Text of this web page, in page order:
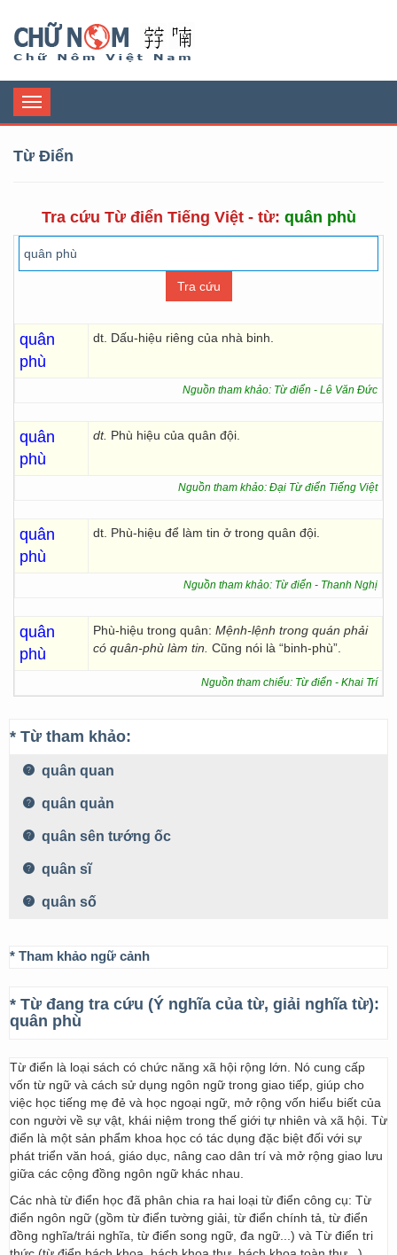
Toggle
navigation
Từ Điển
Tra cứu Từ điển Tiếng Việt - từ: quân phù
quân
phù
dt. Dấu-hiệu riêng của nhà binh.
Nguồn tham khảo: Từ điển - Lê Văn Đức
quân
phù
dt. Phù hiệu của quân đội.
Nguồn tham khảo: Đại Từ điển Tiếng Việt
quân
phù
dt. Phù-hiệu để làm tin ở trong quân đội.
Nguồn tham khảo: Từ điển - Thanh Nghị
quân
phù
Phù-hiệu trong quân: Mệnh-lệnh trong quán phải
có quân-phù làm tin. Cũng nói là “binh-phù”.
Nguồn tham chiếu: Từ điển - Khai Trí
* Từ tham khảo:
quân quan
quân quản
quân sên tướng ốc
quân sĩ
quân số
* Tham khảo ngữ cảnh
* Từ đang tra cứu (Ý nghĩa của từ, giải nghĩa từ):
quân phù
Từ điển là loại sách có chức năng xã hội rộng lớn. Nó cung cấp
vốn từ ngữ và cách sử dụng ngôn ngữ trong giao tiếp, giúp cho
việc học tiếng mẹ đẻ và học ngoại ngữ, mở rộng vốn hiểu biết của
con người về sự vật, khái niệm trong thế giới tự nhiên và xã hội. Từ
điển là một sản phẩm khoa học có tác dụng đặc biệt đối với sự
phát triển văn hoá, giáo dục, nâng cao dân trí và mở rộng giao lưu
giữa các cộng đồng ngôn ngữ khác nhau.
Các nhà từ điển học đã phân chia ra hai loại từ điển công cụ: Từ
điển ngôn ngữ (gồm từ điển tường giải, từ điển chính tả, từ điển
đồng nghĩa/trái nghĩa, từ điển song ngữ, đa ngữ...) và Từ điển tri